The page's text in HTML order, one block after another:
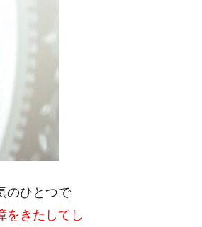
のひとつで
をきたしてし